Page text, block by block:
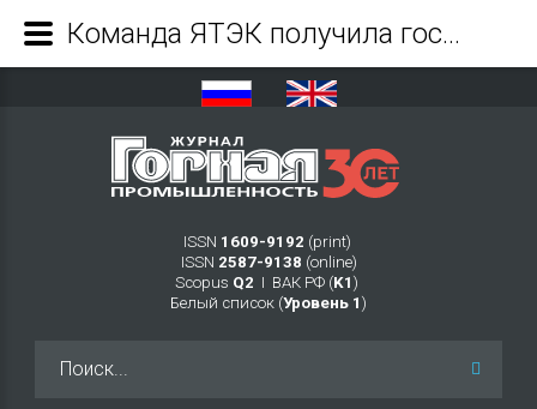
ISSN 1609-9192 (print)
ISSN 2587-9138 (online)
Scopus Q2 Ι ВАК РФ (K1 )
Белый список (Уровень 1 )
Команда ЯТЭК получила госпремии от главы Якутии - Журнал Горная промышленность